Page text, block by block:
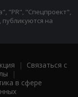
"PR", "Спецпроект",
на
| Связаться с
|
в сфере